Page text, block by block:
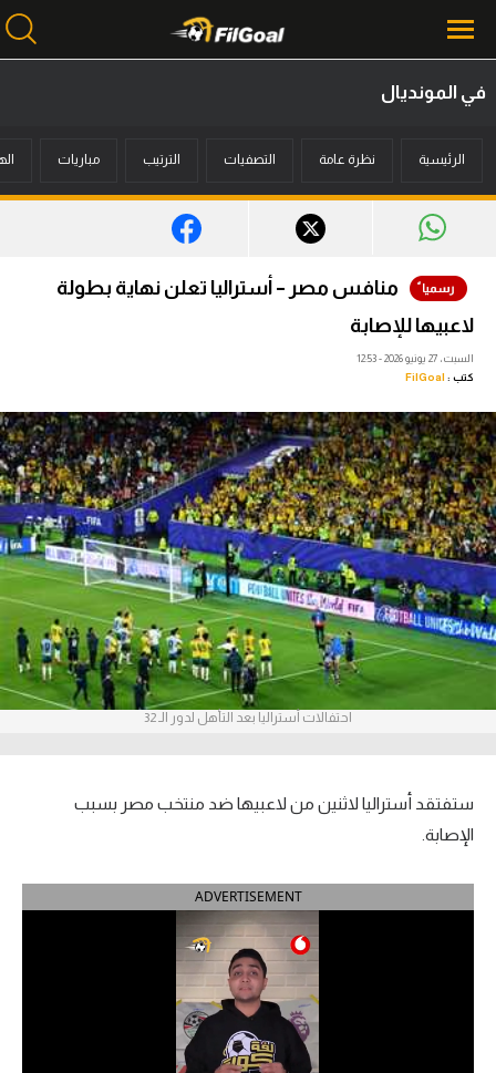
أخبار
ميركاتو
فانتازي في الجول
فيديوهات
عدسات
آراء حرة
ركن الألعاب
بطولات
الدوري الإسباني
الدوري الإيطالي
الدوري السعودي للمحترفين
في المونديال
الرئيسية نظرة عامة التصفيات الترتيب مباريات
منافس مصر – أستراليا تعلن نهاية بطولة
لاعبيها للإصابة
السبت، 27 يونيو 2026 - 12:53
كتب : FilGoal
احتفالات أستراليا بعد التأهل لدور الـ 32
ستفتقد أستراليا لاثنين من لاعبيها ضد منتخب مصر بسبب
الإصابة.
ADVERTISEMENT